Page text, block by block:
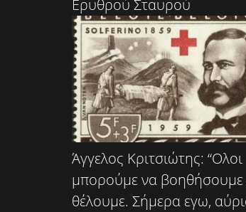
Ερυθρού Σταυρού
Άγγελος Κριτσιώτης: “Ολοι
μπορούμε να βοηθήσουμε
θέλουμε. Σήμερα εγω,